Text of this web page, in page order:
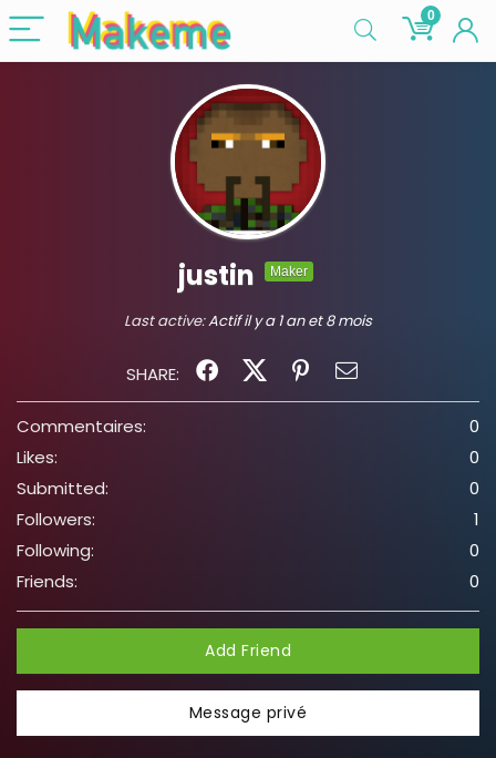
0
justin Maker
Last active:Actif il y a 1 an et 8 mois
SHARE:
Commentaires:
0
Likes:
0
Submitted:
0
Followers:
1
Following:
0
Friends:
0
Add Friend
Message privé